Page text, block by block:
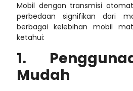
Mobil dengan transmisi
perbedaan signifikan dari
berbagai kelebihan mobil
ketahui:
1.
Mudah